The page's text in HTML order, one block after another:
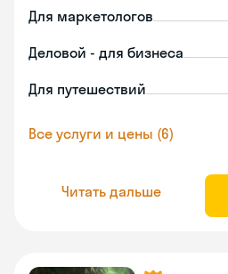
Для маркетологов
Деловой - для бизнеса
Для путешествий
Все услуги и цены (6)
Читать дальше